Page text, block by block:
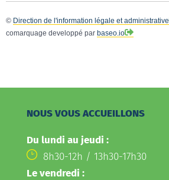
© Direction de l'information légale et administrative
comarquage developpé par baseo.io
NOUS VOUS ACCUEILLONS
Du lundi au jeudi :
8h30-12h / 13h30-17h30
Le vendredi :